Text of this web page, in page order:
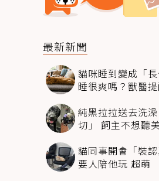
最新新聞
貓咪睡到變成「
睡很爽嗎？獸醫
純黑拉拉送去洗
切」 飼主不想聽
貓同事開會「裝
要人陪他玩 超萌